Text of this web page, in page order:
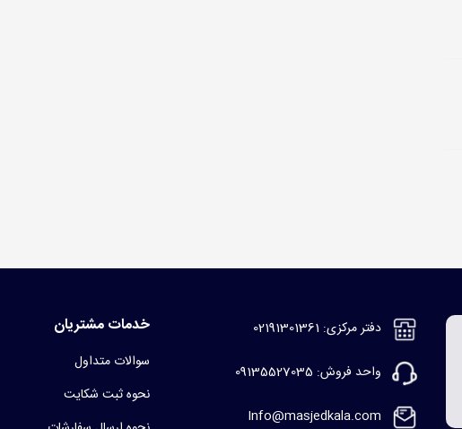
دفتر مرکزی: 02191301361
واحد فروش: 09135527035
Info@masjedkala.com
خدمات مشتریان
سوالات متداول
نحوه ثبت شکایت